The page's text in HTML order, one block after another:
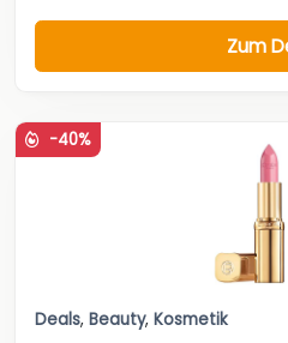
Zum
-40%
Deals, Beauty, Kosmetik